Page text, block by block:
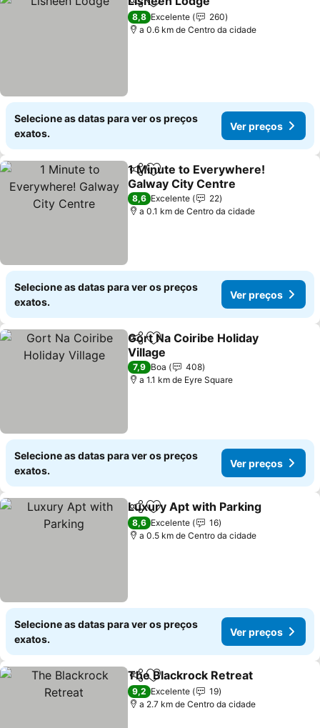
PartilharAdicionar aos favoritos
8,8 Excelente
260
a 0.6 km de Centro da cidade
Selecione as datas para ver os preços
exatos.
Ver preços
PartilharAdicionar aos favoritos
1 Minute to Everywhere!
Galway City Centre
Ver preços
8,6 Excelente
22
a 0.1 km de Centro da cidade
Selecione as datas para ver os preços
exatos.
Ver preços
PartilharAdicionar aos favoritos
Gort Na Coiribe Holiday
Village
Ver preços
7,9 Boa
408
a 1.1 km de Eyre Square
Selecione as datas para ver os preços
exatos.
Ver preços
PartilharAdicionar aos favoritos
Luxury Apt with Parking
8,6 Excelente
16
a 0.5 km de Centro da cidade
Selecione as datas para ver os preços
exatos.
Ver preços
PartilharAdicionar aos favoritos
The Blackrock Retreat
9,2 Excelente
19
a 2.7 km de Centro da cidade